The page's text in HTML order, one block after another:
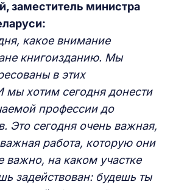
заместитель министра
какое внимание
книгоизданию. Мы
в этих
мы хотим сегодня донести
профессии до
Это сегодня очень важная,
работа, которую они
важно, на каком участке
задействован: будешь ты